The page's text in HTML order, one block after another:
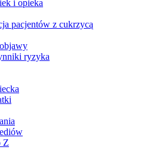
i opieka
pacjentów z cukrzycą
ryzyka
Z